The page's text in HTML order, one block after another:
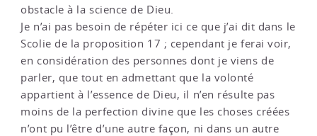
obstacle à la science de Dieu.
Je n’ai pas besoin de répéter ici ce que j’ai dit dans le
Scolie de la proposition 17 ; cependant je ferai voir,
en considération des personnes dont je viens de
parler, que tout en admettant que la volonté
appartient à l’essence de Dieu, il n’en résulte pas
moins de la perfection divine que les choses créées
n’ont pu l’être d’une autre façon, ni dans un autre